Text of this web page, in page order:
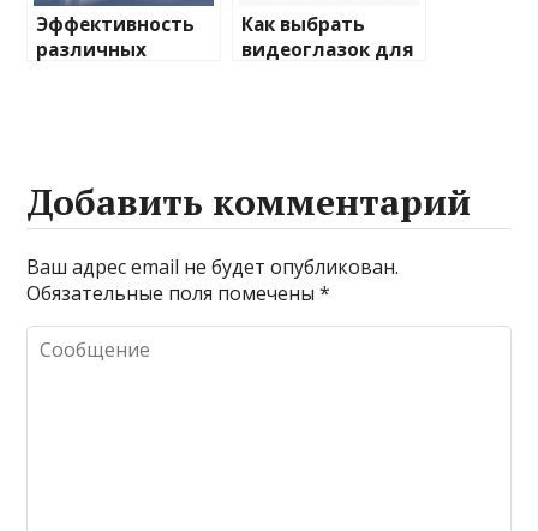
Эффективность
различных
Как выбрать
видеоглазок для
Добавить комментарий
Ваш адрес email не будет опубликован.
Обязательные поля помечены*